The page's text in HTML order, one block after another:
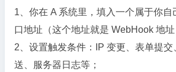
1、你在 A 系统里，填入一个属于你
口地址（这个地址就是 WebHook 地址
2、设置触发条件：IP 变更、表单提交
送、服务器日志等；